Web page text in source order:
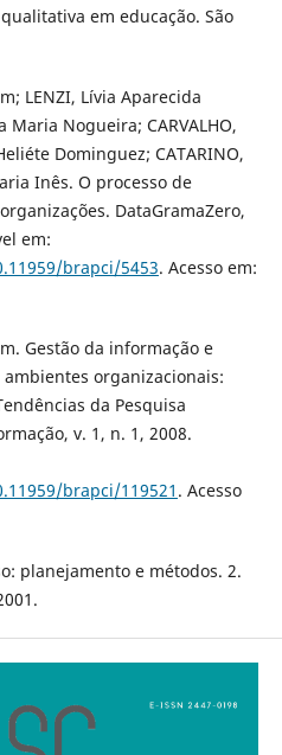
em educação. São
LENZI, Lívia Aparecida
Maria Nogueira; CARVALHO,
Dominguez; CATARINO,
Inês. O processo de
DataGramaZero,
em:
brapci/5453. Acesso em:
Gestão da informação e
organizacionais:
da Pesquisa
v. 1, n. 1, 2008.
brapci/119521 . Acesso
planejamento e métodos. 2.